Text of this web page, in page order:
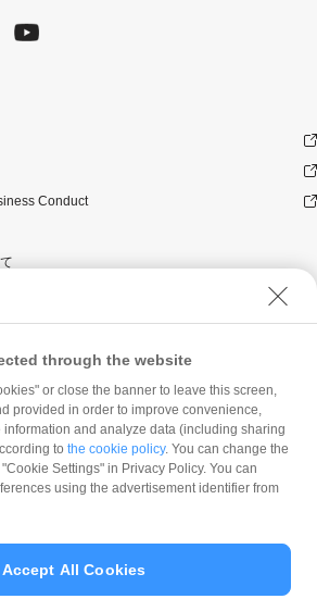
Conduct
る当社の考え方
through the website
or close the banner to leave this screen,
provided in order to improve convenience,
and analyze data (including sharing
to the cookie policy. You can change the
Settings" in Privacy Policy. You can
using the advertisement identifier from
Accept All Cookies